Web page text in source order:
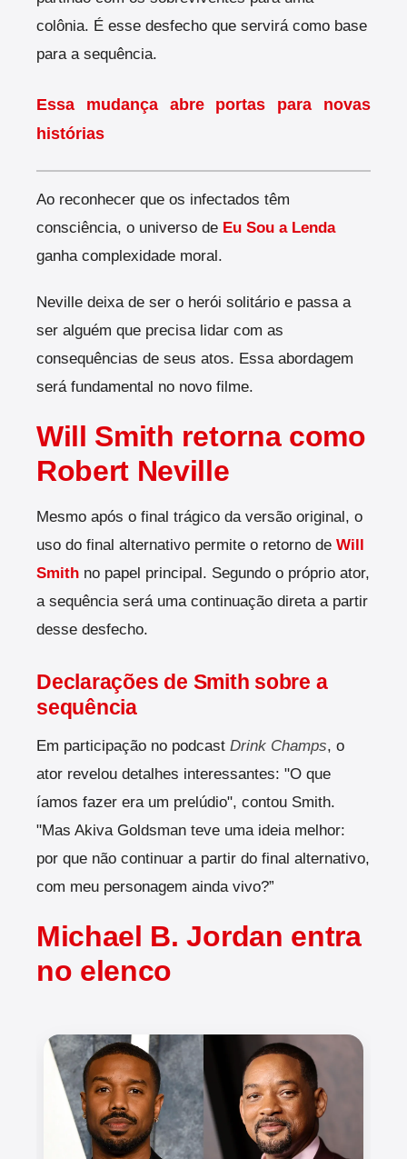
colônia. É esse desfecho que servirá como base
para a sequência.
Essa mudança abre portas para novas
histórias
Ao reconhecer que os infectados têm
consciência, o universo de Eu Sou a Lenda
ganha complexidade moral.
Neville deixa de ser o herói solitário e passa a
ser alguém que precisa lidar com as
consequências de seus atos. Essa abordagem
será fundamental no novo filme.
Will Smith retorna como
Robert Neville
Mesmo após o final trágico da versão original, o
uso do final alternativo permite o retorno de Will
Smith no papel principal. Segundo o próprio ator,
a sequência será uma continuação direta a partir
desse desfecho.
Declarações de Smith sobre a
sequência
Em participação no podcast Drink Champs, o
ator revelou detalhes interessantes: "O que
íamos fazer era um prelúdio", contou Smith.
"Mas Akiva Goldsman teve uma ideia melhor:
por que não continuar a partir do final alternativo,
com meu personagem ainda vivo?”
Michael B. Jordan entra
no elenco